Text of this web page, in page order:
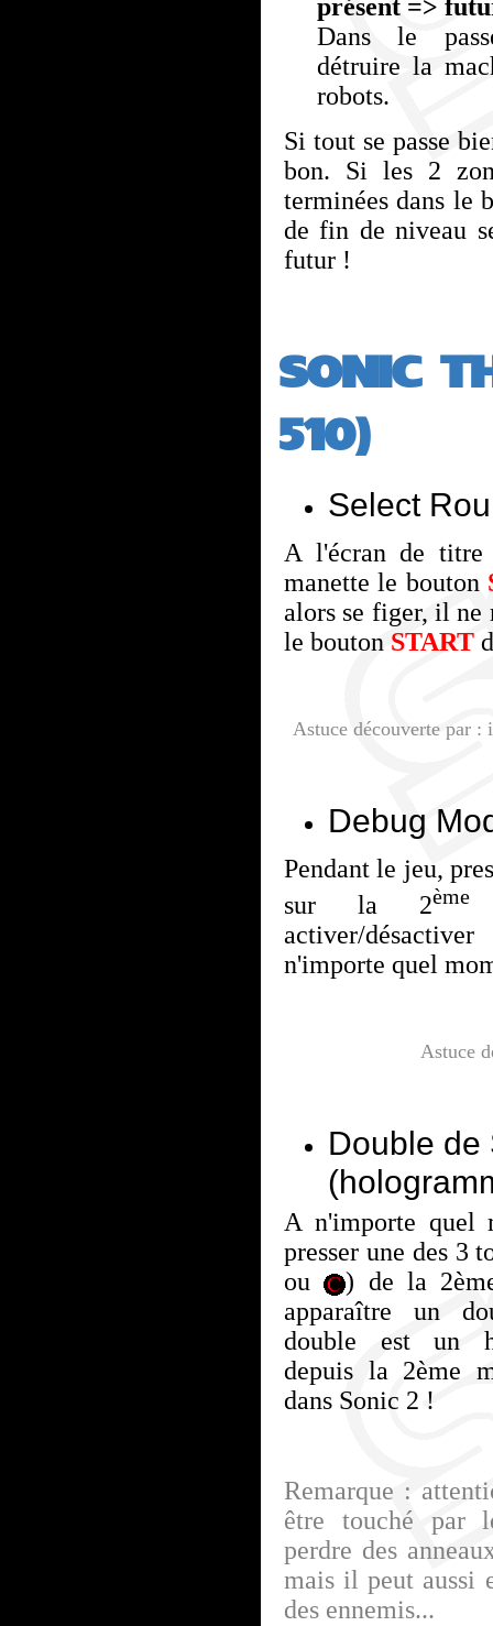
présent =>
Dans le
détruire la
robots.
Si tout se passe
bon. Si les 2
terminées dans le
de fin de niveau
futur !
SONIC
510)
Select
A l'écran de titre
manette le bouton
alors se figer, il ne
le bouton START
Astuce découverte par
Debug
Pendant le jeu,
sur la 2ème
activer/
n'importe quel
Astuce
Double de
A n'importe quel
presser une des 3
ou
) de la
apparaître un
double est un
depuis la 2ème
dans Sonic 2 !
Remarque :
être touché par
perdre des
mais il peut aussi
des ennemis...